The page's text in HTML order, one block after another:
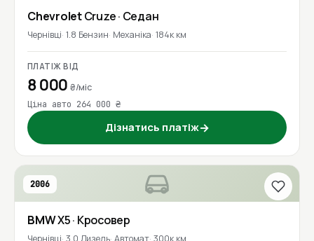
ChevroletCruze· Седан
Чернівці 1.8 Бензин Механіка 184к км
ПЛАТІЖ ВІД
8 000₴/міс
Ціна авто 264 000 ₴
Дізнатись платіж→
2006
BMWX5· Кросовер
Чернівці 3.0 Дизель Автомат 300к км